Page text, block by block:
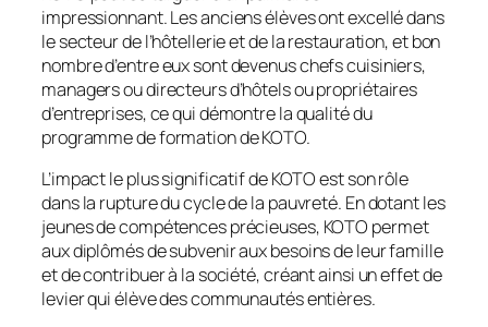
impressionnant. Les anciens élèves ont excellé dans
le secteur de l’hôtellerie et de la restauration, et bon
nombre d’entre eux sont devenus chefs cuisiniers,
managers ou directeurs d’hôtels ou propriétaires
d’entreprises, ce qui démontre la qualité du
programme de formation de KOTO.
L’impact le plus significatif de KOTO est son rôle
dans la rupture du cycle de la pauvreté. En dotant les
jeunes de compétences précieuses, KOTO permet
aux diplômés de subvenir aux besoins de leur famille
et de contribuer à la société, créant ainsi un effet de
levier qui élève des communautés entières.